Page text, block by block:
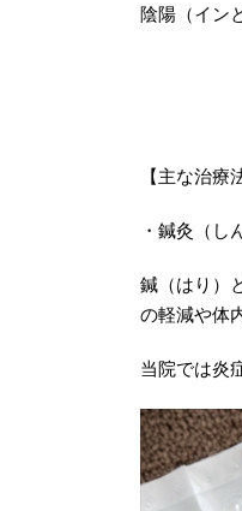
陰陽（イン
【主な治療
・鍼灸（し
鍼（はり）
の軽減や体
当院では炎